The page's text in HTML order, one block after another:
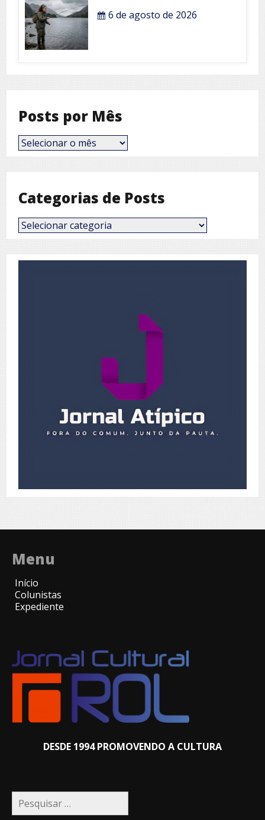
6 de agosto de 2026
Posts por Mês
Posts
por
Categorias de Posts
Categorias
de
Menu
Início
Colunistas
Expediente
DESDE 1994 PROMOVENDO A CULTURA
Pesquisar
por: